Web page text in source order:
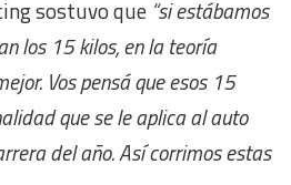
sostuvo que “si estábamos
los 15 kilos, en la teoría
Vos pensá que esos 15
que se le aplica al auto
del año. Así corrimos estas